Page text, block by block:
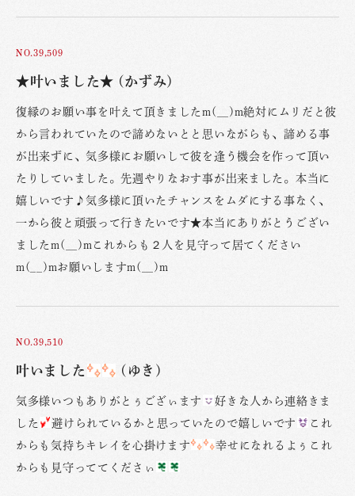
NO.39,509
★叶いました★ (かずみ)
復縁のお願い事を叶えて頂きましたm(__)m絶対にムリだと彼
から言われていたので諦めないとと思いながらも、諦める事
が出来ずに、気多様にお願いして彼を逢う機会を作って頂い
たりしていました。先週やりなおす事が出来ました。本当に
嬉しいです♪気多様に頂いたチャンスをムダにする事なく、
一から彼と頑張って行きたいです★本当にありがとうござい
ましたm(__)mこれからも２人を見守って居てください
m(__)mお願いしますm(__)m
NO.39,510
叶いました (ゆき)
気多様いつもありがとぅござぃます
好きな人から連絡きま
した
避けられているかと思っていたので嬉しいです
これ
からも気持ちキレイを心掛けます
幸せになれるよぅこれ
からも見守っててくださぃ